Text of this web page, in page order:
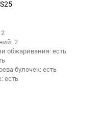
2
обжаривания: есть
булочек: есть
есть